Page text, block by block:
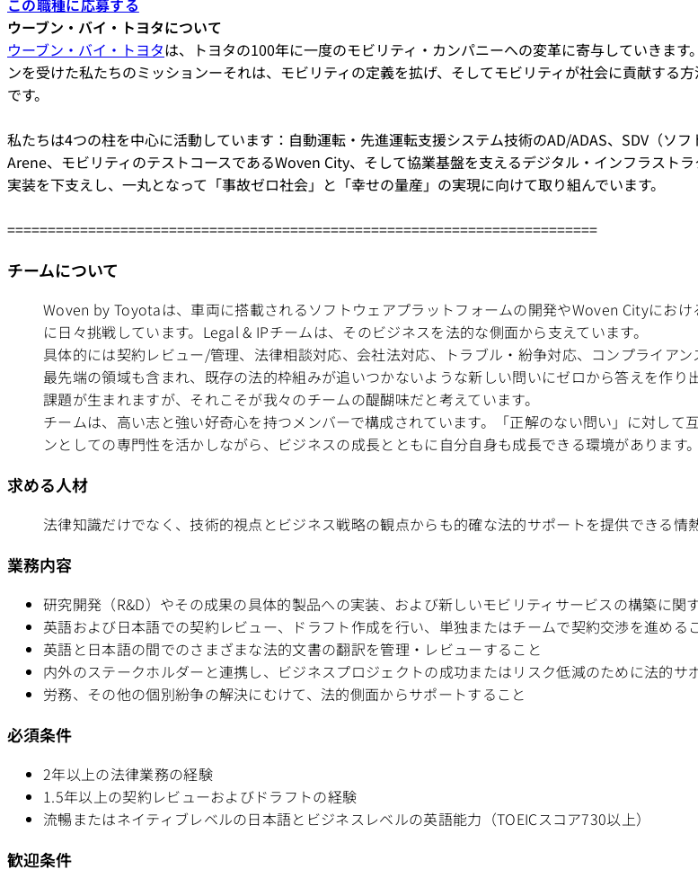
この職種に応募する
ウーブン・バイ・トヨタについて
ウーブン・バイ・トヨタは、トヨタの100年に一度のモビリティ・カンパニーへの変革に寄与していきま
ンを受けた私たちのミッションーそれは、モビリティの定義を拡げ、そしてモビリティが社会に貢献する
です。
私たちは4つの柱を中心に活動しています：自動運転・先進運転支援システム技術のAD/ADAS、SDV（ソ
Arene、モビリティのテストコースであるWoven City、そして協業基盤を支えるデジタル・インフラスト
実装を下支えし、一丸となって「事故ゼロ社会」と「幸せの量産」の実現に向けて取り組んでいます。
=========================================================================
チームについて
Woven by Toyotaは、車両に搭載されるソフトウェアプラットフォームの開発やWoven Cityにお
に日々挑戦しています。Legal & IPチームは、そのビジネスを法的な側面から支えています。
具体的には契約レビュー/管理、法律相談対応、会社法対応、トラブル・紛争対応、コンプライア
最先端の領域も含まれ、既存の法的枠組みが追いつかないような新しい問いにゼロから答えを作
課題が生まれますが、それこそが我々のチームの醍醐味だと考えています。
チームは、高い志と強い好奇心を持つメンバーで構成されています。「正解のない問い」に対し
ンとしての専門性を活かしながら、ビジネスの成長とともに自分自身も成長できる環境があります。
求める人材
法律知識だけでなく、技術的視点とビジネス戦略の観点からも的確な法的サポートを提供できる情
業務内容
研究開発（R&D）やその成果の具体的製品への実装、および新しいモビリティサービスの構築に関
英語および日本語での契約レビュー、ドラフト作成を行い、単独またはチームで契約交渉を進める
英語と日本語の間でのさまざまな法的文書の翻訳を管理・レビューすること
内外のステークホルダーと連携し、ビジネスプロジェクトの成功またはリスク低減のために法的サ
労務、その他の個別紛争の解決にむけて、法的側面からサポートすること
必須条件
2年以上の法律業務の経験
1.5年以上の契約レビューおよびドラフトの経験
流暢またはネイティブレベルの日本語とビジネスレベルの英語能力（TOEICスコア730以上）
歓迎条件